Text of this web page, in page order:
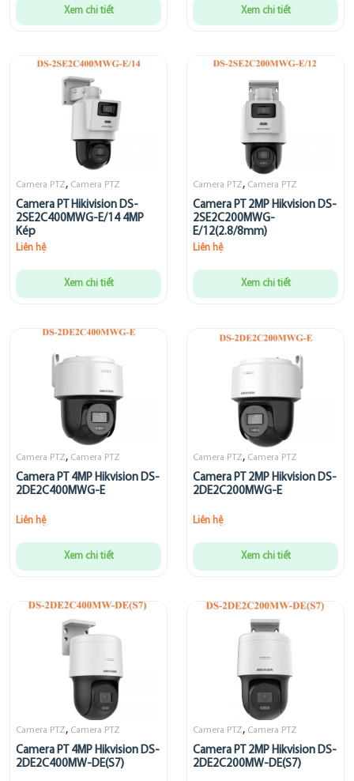
Xem chi tiết Xem chi tiết
Camera PTZ, Camera PTZ
Camera PT Hikivision DS-
2SE2C400MWG-E/14 4MP
Kép
Liên hệ
Xem chi tiết
Camera PTZ, Camera PTZ
Camera PT 2MP Hikvision DS-
2SE2C200MWG-
E/12(2.8/8mm)
Liên hệ
Xem chi tiết
Camera PTZ, Camera PTZ
Camera PT 4MP Hikvision DS-
2DE2C400MWG-E
Liên hệ
Xem chi tiết
Camera PTZ, Camera PTZ
Camera PT 2MP Hikvision DS-
2DE2C200MWG-E
Liên hệ
Xem chi tiết
Camera PTZ, Camera PTZ
Camera PT 4MP Hikvision DS-
2DE2C400MW-DE(S7)
Camera PTZ, Camera PTZ
Camera PT 2MP Hikvision DS-
2DE2C200MW-DE(S7)